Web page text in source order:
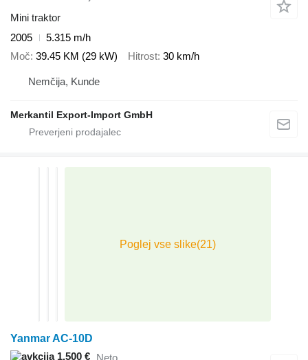
Mini traktor
2005
5.315 m/h
Moč 39.45 KM (29 kW) Hitrost 30 km/h
Nemčija, Kunde
Merkantil Export-Import GmbH
Yanmar AC-10D
1.500 € Neto